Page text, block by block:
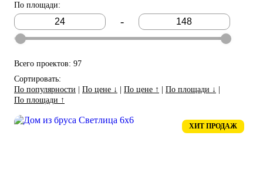
По площади:
-
Всего проектов: 97
Сортировать:
По популярности
По цене ↓ По цене ↑ По площади ↓
По площади ↑
ХИТ ПРОДАЖ